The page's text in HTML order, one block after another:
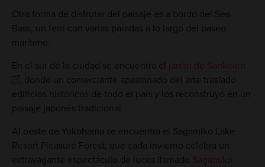
Otra forma de disfrutar del paisaje es a bordo del Sea-
Bass, un ferri con varias paradas a lo largo del paseo
marítimo.
En el sur de la ciudad se encuentra el
jardín de Sankeien
, donde un comerciante apasionado del arte trasladó
edificios históricos de todo el país y los reconstruyó en un
paisaje japonés tradicional.
Al oeste de Yokohama se encuentra el Sagamiko Lake
Resort Pleasure Forest, que cada invierno celebra un
extravagante espectáculo de luces llamado Sagamiko